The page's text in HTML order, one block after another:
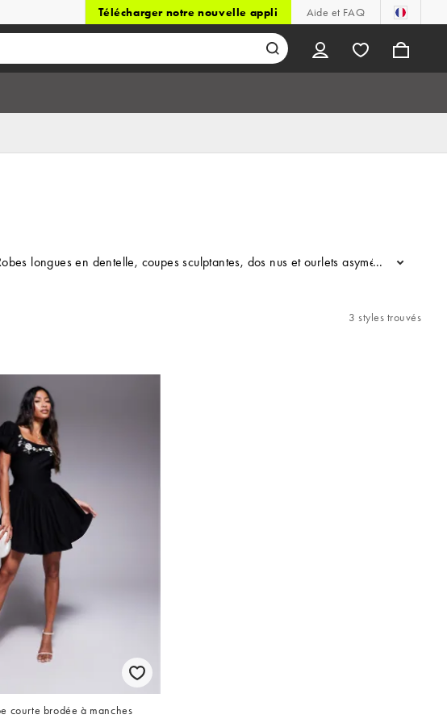
Télécharger notre nouvelle appli Aide et FAQ
longues en dentelle, coupes sculptantes, dos nus et ourlets asymétriques
...
3 styles trouvés
courte brodée à manches